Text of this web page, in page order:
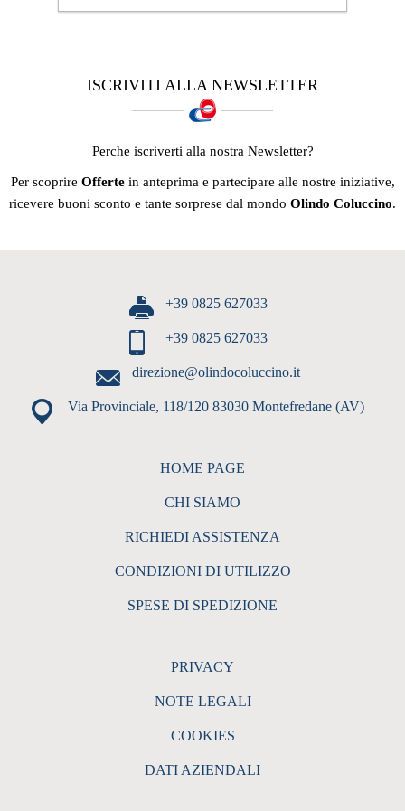
ISCRIVITI ALLA NEWSLETTER
Perche iscriverti alla nostra Newsletter?
Per scoprire Offertein anteprima e partecipare alle nostre iniziative,
ricevere buoni sconto e tante sorprese dal mondo Olindo Coluccino.
+39 0825 627033
+39 0825 627033
direzione@olindocoluccino.it
Via Provinciale, 118/120 83030 Montefredane (AV)
HOME PAGE
CHI SIAMO
RICHIEDI ASSISTENZA
CONDIZIONI DI UTILIZZO
SPESE DI SPEDIZIONE
PRIVACY
NOTE LEGALI
COOKIES
DATI AZIENDALI